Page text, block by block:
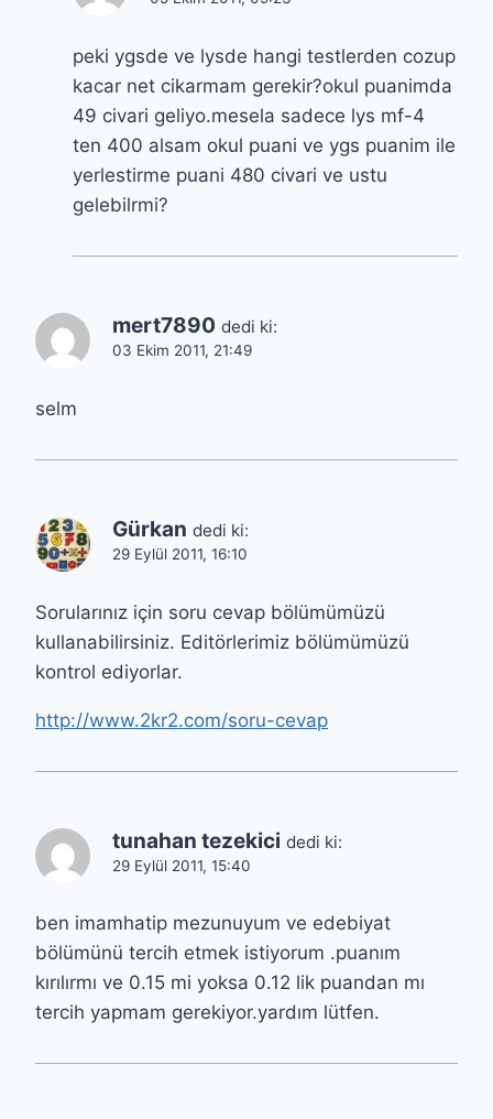
peki ygsde ve lysde hangi testlerden cozup
kacar net cikarmam gerekir?okul puanimda
49 civari geliyo.mesela sadece lys mf-4
ten 400 alsam okul puani ve ygs puanim ile
yerlestirme puani 480 civari ve ustu
gelebilrmi?
mert7890 dedi ki:
03 Ekim 2011, 21:49
selm
Gürkan dedi ki:
29 Eylül 2011, 16:10
Sorularınız için soru cevap bölümümüzü
kullanabilirsiniz. Editörlerimiz bölümümüzü
kontrol ediyorlar.
http://www.2kr2.com/soru-cevap
tunahan tezekici dedi ki:
29 Eylül 2011, 15:40
ben imamhatip mezunuyum ve edebiyat
bölümünü tercih etmek istiyorum .puanım
kırılırmı ve 0.15 mi yoksa 0.12 lik puandan mı
tercih yapmam gerekiyor.yardım lütfen.